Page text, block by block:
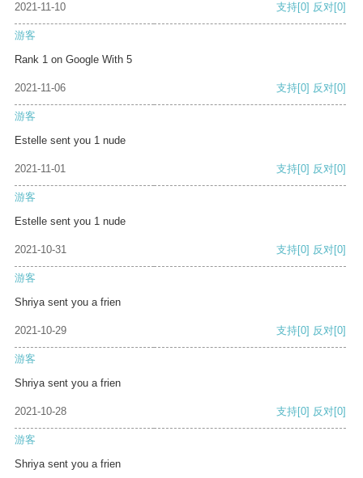
2021-11-10 支持[0] 反对[0]
游客
Rank 1 on Google With 5
2021-11-06 支持[0] 反对[0]
游客
Estelle sent you 1 nude
2021-11-01 支持[0] 反对[0]
游客
Estelle sent you 1 nude
2021-10-31 支持[0] 反对[0]
游客
Shriya sent you a frien
2021-10-29 支持[0] 反对[0]
游客
Shriya sent you a frien
2021-10-28 支持[0] 反对[0]
游客
Shriya sent you a frien